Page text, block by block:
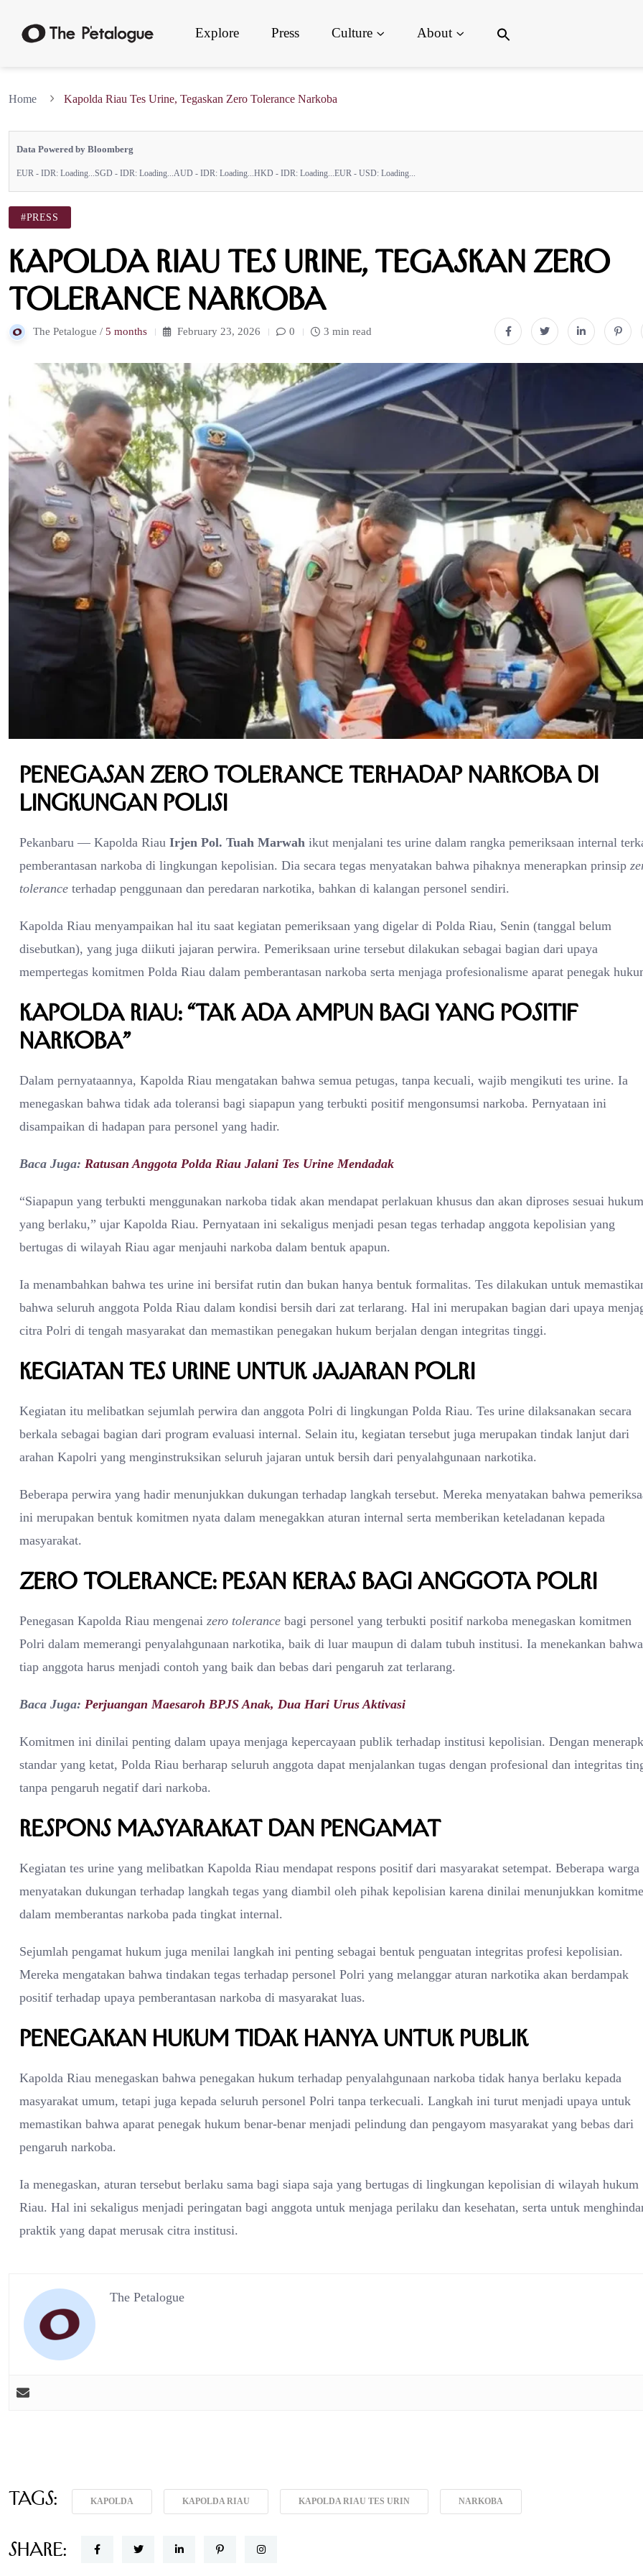
Explore Press Culture About
Home Kapolda Riau Tes Urine, Tegaskan Zero Tolerance Narkoba
Data Powered by Bloomberg
EUR - IDR: Loading...SGD - IDR: Loading...AUD - IDR: Loading...HKD - IDR: Loading...EUR - USD: Loading...
#PRESS
Kapolda Riau Tes Urine, Tegaskan Zero
Tolerance Narkoba
The Petalogue / 5 months February 23, 2026 0 3 min read
Penegasan Zero Tolerance Terhadap Narkoba di
Lingkungan Polisi
Pekanbaru — Kapolda Riau Irjen Pol. Tuah Marwah ikut menjalani tes urine dalam rangka pemeriksaan internal
pemberantasan narkoba di lingkungan kepolisian. Dia secara tegas menyatakan bahwa pihaknya menerapkan prinsip
tolerance terhadap penggunaan dan peredaran narkotika, bahkan di kalangan personel sendiri.
Kapolda Riau menyampaikan hal itu saat kegiatan pemeriksaan yang digelar di Polda Riau, Senin (tanggal belum
disebutkan), yang juga diikuti jajaran perwira. Pemeriksaan urine tersebut dilakukan sebagai bagian dari upaya
mempertegas komitmen Polda Riau dalam pemberantasan narkoba serta menjaga profesionalisme aparat penegak
Kapolda Riau: “Tak Ada Ampun bagi yang Positif
Narkoba”
Dalam pernyataannya, Kapolda Riau mengatakan bahwa semua petugas, tanpa kecuali, wajib mengikuti tes urine. Ia
menegaskan bahwa tidak ada toleransi bagi siapapun yang terbukti positif mengonsumsi narkoba. Pernyataan ini
disampaikan di hadapan para personel yang hadir.
Baca Juga: Ratusan Anggota Polda Riau Jalani Tes Urine Mendadak
“Siapapun yang terbukti menggunakan narkoba tidak akan mendapat perlakuan khusus dan akan diproses sesuai hukum
yang berlaku,” ujar Kapolda Riau. Pernyataan ini sekaligus menjadi pesan tegas terhadap anggota kepolisian yang
bertugas di wilayah Riau agar menjauhi narkoba dalam bentuk apapun.
Ia menambahkan bahwa tes urine ini bersifat rutin dan bukan hanya bentuk formalitas. Tes dilakukan untuk
bahwa seluruh anggota Polda Riau dalam kondisi bersih dari zat terlarang. Hal ini merupakan bagian dari upaya
citra Polri di tengah masyarakat dan memastikan penegakan hukum berjalan dengan integritas tinggi.
Kegiatan Tes Urine untuk Jajaran Polri
Kegiatan itu melibatkan sejumlah perwira dan anggota Polri di lingkungan Polda Riau. Tes urine dilaksanakan secara
berkala sebagai bagian dari program evaluasi internal. Selain itu, kegiatan tersebut juga merupakan tindak lanjut dari
arahan Kapolri yang menginstruksikan seluruh jajaran untuk bersih dari penyalahgunaan narkotika.
Beberapa perwira yang hadir menunjukkan dukungan terhadap langkah tersebut. Mereka menyatakan bahwa
ini merupakan bentuk komitmen nyata dalam menegakkan aturan internal serta memberikan keteladanan kepada
masyarakat.
Zero Tolerance: Pesan Keras bagi Anggota Polri
Penegasan Kapolda Riau mengenai zero tolerance bagi personel yang terbukti positif narkoba menegaskan komitmen
Polri dalam memerangi penyalahgunaan narkotika, baik di luar maupun di dalam tubuh institusi. Ia menekankan bahwa
tiap anggota harus menjadi contoh yang baik dan bebas dari pengaruh zat terlarang.
Baca Juga: Perjuangan Maesaroh BPJS Anak, Dua Hari Urus Aktivasi
Komitmen ini dinilai penting dalam upaya menjaga kepercayaan publik terhadap institusi kepolisian. Dengan
standar yang ketat, Polda Riau berharap seluruh anggota dapat menjalankan tugas dengan profesional dan integritas
tanpa pengaruh negatif dari narkoba.
Respons Masyarakat dan Pengamat
Kegiatan tes urine yang melibatkan Kapolda Riau mendapat respons positif dari masyarakat setempat. Beberapa warga
menyatakan dukungan terhadap langkah tegas yang diambil oleh pihak kepolisian karena dinilai menunjukkan
dalam memberantas narkoba pada tingkat internal.
Sejumlah pengamat hukum juga menilai langkah ini penting sebagai bentuk penguatan integritas profesi kepolisian.
Mereka mengatakan bahwa tindakan tegas terhadap personel Polri yang melanggar aturan narkotika akan berdampak
positif terhadap upaya pemberantasan narkoba di masyarakat luas.
Penegakan Hukum Tidak Hanya untuk Publik
Kapolda Riau menegaskan bahwa penegakan hukum terhadap penyalahgunaan narkoba tidak hanya berlaku kepada
masyarakat umum, tetapi juga kepada seluruh personel Polri tanpa terkecuali. Langkah ini turut menjadi upaya untuk
memastikan bahwa aparat penegak hukum benar-benar menjadi pelindung dan pengayom masyarakat yang bebas dari
pengaruh narkoba.
Ia menegaskan, aturan tersebut berlaku sama bagi siapa saja yang bertugas di lingkungan kepolisian di wilayah hukum
Riau. Hal ini sekaligus menjadi peringatan bagi anggota untuk menjaga perilaku dan kesehatan, serta untuk
praktik yang dapat merusak citra institusi.
The Petalogue
Tags: KAPOLDA KAPOLDA RIAU KAPOLDA RIAU TES URIN NARKOBA
Share: